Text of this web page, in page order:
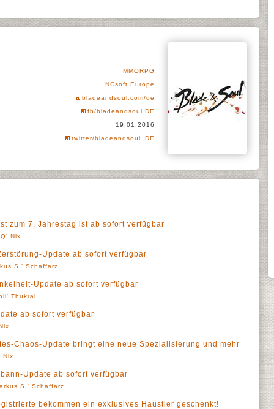
MMORPG
NCsoft Europe
bladeandsoul.com/de
fb/bladeandsoul.DE
19.01.2016
twitter/bladeandsoul_DE
zum 7. Jahrestag ist ab sofort verfügbar
Nix
Update ab sofort verfügbar
S.' Schaffarz
Update ab sofort verfügbar
Thukral
ab sofort verfügbar
Chaos-Update bringt eine neue Spezialisierung und mehr
Nix
Update ab sofort verfügbar
S.' Schaffarz
bekommen ein exklusives Haustier geschenkt!